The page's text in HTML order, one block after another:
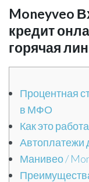
Moneyveo
кредит
горячая
Процентная
в МФО
Как это
Автоплатежи
Манивео /